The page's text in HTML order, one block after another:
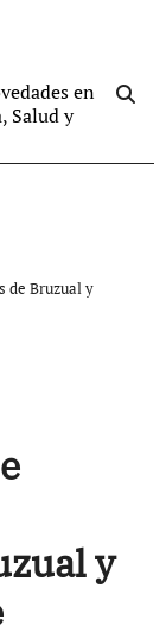
en
Salud y
de Bruzual y
y